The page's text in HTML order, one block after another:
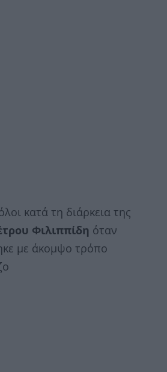
κατά τη διάρκεια της
Φιλιππίδη όταν
με άκομψο τρόπο